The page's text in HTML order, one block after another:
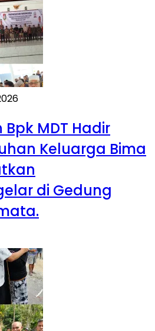
MDT Hadir
Keluarga Bima
di Gedung